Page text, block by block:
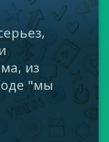
из
"мы